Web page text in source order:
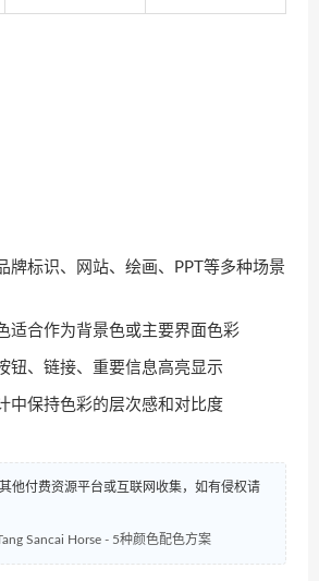
牌标识、网站、绘画、PPT等多种场景
适合作为背景色或主要界面色彩
钮、链接、重要信息高亮显示
中保持色彩的层次感和对比度
他付费资源平台或互联网收集，如有侵权请
Sancai Horse - 5种颜色配色方案